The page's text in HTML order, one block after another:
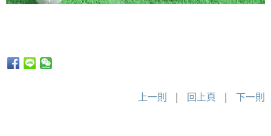
上一則 | 回上頁 | 下一則